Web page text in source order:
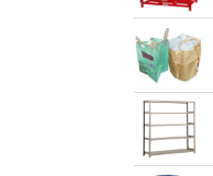
パレット 1100×1200